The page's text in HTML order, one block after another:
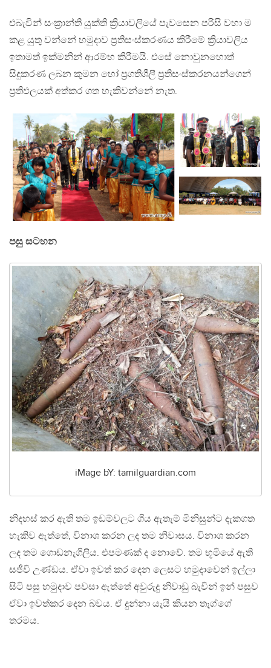
එබැවින් සංක්‍රාන්ති යුක්ති ක්‍රියාවලියේ පැවසෙන පරිසි වහා ම
කළ යුතු වන්නේ හමුදාව ප්‍රතිසංස්කරණය කිරීමේ ක්‍රියාවලිය
ඉතාමත් ඉක්මනින් ආරම්භ කිරීමයි. එසේ නොවුනහොත්
සිදුකරණ ලබන කුමන හෝ ප්‍රගතිශීලී ප්‍රතිසංස්කරනයන්ගෙන්
ප්‍රතිඵලයක් අත්කර ගත හැකිවන්නේ නැත.
පසු සටහන
iMage bY: tamilguardian.com
නිදහස් කර ඇති තම ඉඩම්වලට ගිය ඇතැම් මිනිසුන්ට දැකගත
හැකිව ඇත්තේ, විනාශ කරන ලද තම නිවාසය. විනාශ කරන
ලද තම ගොඩනැගිලිය. එපමණක් ද නොවේ. තම භූමියේ ඇති
සජීවි උණ්ඩය. ඒවා ඉවත් කර දෙන ලෙසට හමුදාවෙන් ඉල්ලා
සිටි පසු හමුදාව පවසා ඇත්තේ අවුරුදු නිවාඩු බැවින් ඉන් පසුව
ඒවා ඉවත්කර දෙන බවය. ඒ දුන්නා යැයි කියන තෑග්ගේ
තරමය.